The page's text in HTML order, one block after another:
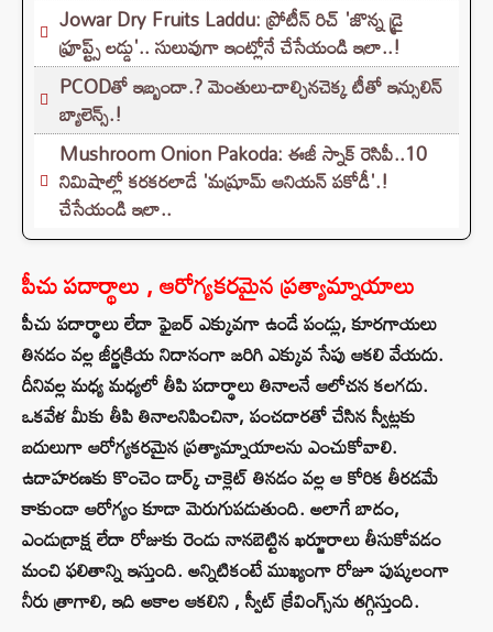
Jowar Dry Fruits Laddu: ప్రోటీన్ రిచ్ 'జొన్న డ్రై
ఫ్రూప్ట్స్ లడ్డు'.. సులువుగా ఇంట్లోనే చేసేయండి ఇలా..!
PCODతో ఇబ్బందా.? మెంతులు-దాల్చినచెక్క టీతో ఇన్సులిన్
బ్యాలెన్స్.!
Mushroom Onion Pakoda: ఈజీ స్నాక్ రెసిపీ..10
నిమిషాల్లో కరకరలాడే 'మష్రూమ్ ఆనియన్ పకోడీ'.!
చేసేయండి ఇలా..
పీచు పదార్థాలు , ఆరోగ్యకరమైన ప్రత్యామ్నాయాలు
పీచు పదార్థాలు లేదా ఫైబర్ ఎక్కువగా ఉండే పండ్లు, కూరగాయలు
తినడం వల్ల జీర్ణక్రియ నిదానంగా జరిగి ఎక్కువ సేపు ఆకలి వేయదు.
దీనివల్ల మధ్య మధ్యలో తీపి పదార్థాలు తినాలనే ఆలోచన కలగదు.
ఒకవేళ మీకు తీపి తినాలనిపించినా, పంచదారతో చేసిన స్వీట్లకు
బదులుగా ఆరోగ్యకరమైన ప్రత్యామ్నాయాలను ఎంచుకోవాలి.
ఉదాహరణకు కొంచెం డార్క్ చాక్లెట్ తినడం వల్ల ఆ కోరిక తీరడమే
కాకుండా ఆరోగ్యం కూడా మెరుగుపడుతుంది. అలాగే బాదం,
ఎండుద్రాక్ష లేదా రోజుకు రెండు నానబెట్టిన ఖర్జూరాలు తీసుకోవడం
మంచి ఫలితాన్ని ఇస్తుంది. అన్నిటికంటే ముఖ్యంగా రోజూ పుష్కలంగా
నీరు త్రాగాలి, ఇది అకాల ఆకలిని , స్వీట్ క్రేవింగ్స్‌ను తగ్గిస్తుంది.